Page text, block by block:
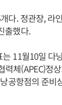
다. 정관장, 라
출했다.
11월10일 다
체(APEC)정
공항점의 준비